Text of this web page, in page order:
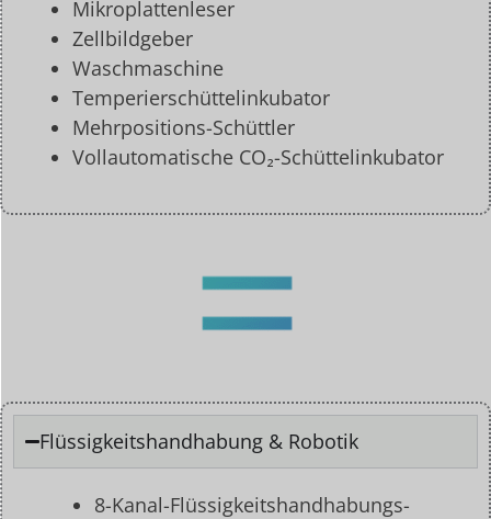
Mikroplattenleser
Zellbildgeber
Waschmaschine
Temperierschüttelinkubator
Mehrpositions-Schüttler
Vollautomatische CO₂-Schüttelinkubator
Flüssigkeitshandhabung & Robotik
8-Kanal-Flüssigkeitshandhabungs-